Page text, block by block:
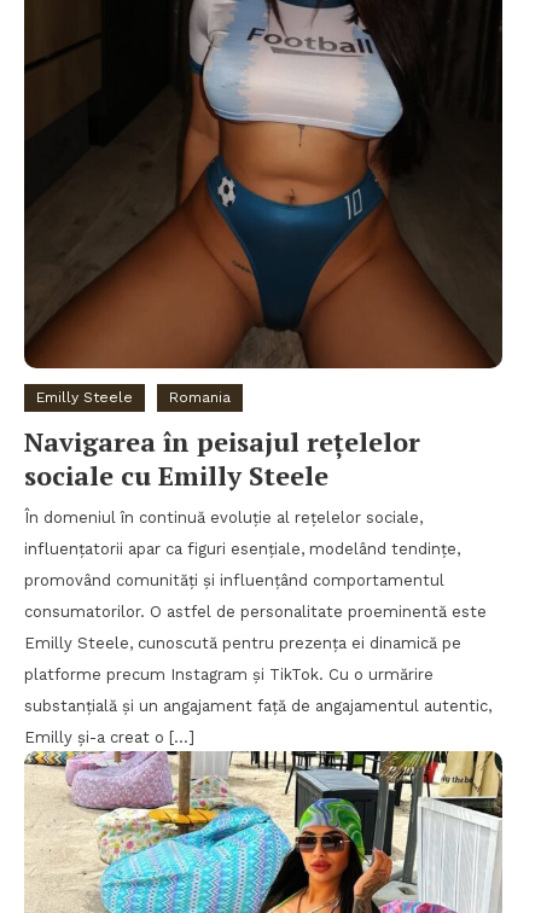
Emilly Steele Romania
Navigarea în peisajul rețelelor
sociale cu Emilly Steele
În domeniul în continuă evoluție al rețelelor sociale,
influențatorii apar ca figuri esențiale, modelând tendințe,
promovând comunități și influențând comportamentul
consumatorilor. O astfel de personalitate proeminentă este
Emilly Steele, cunoscută pentru prezența ei dinamică pe
platforme precum Instagram și TikTok. Cu o urmărire
substanțială și un angajament față de angajamentul autentic,
Emilly și-a creat o […]